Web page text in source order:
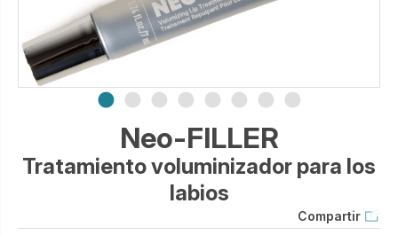
Neo-FILLER
Tratamiento voluminizador para los
labios
Compartir